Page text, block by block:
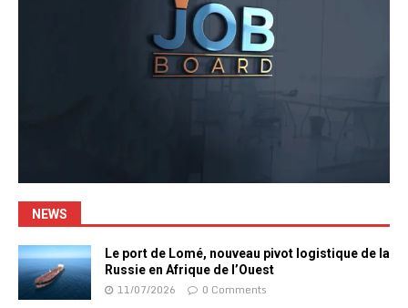
NEWS
Le port de Lomé, nouveau pivot logistique de la
Russie en Afrique de l’Ouest
11/07/2026 0 Comments